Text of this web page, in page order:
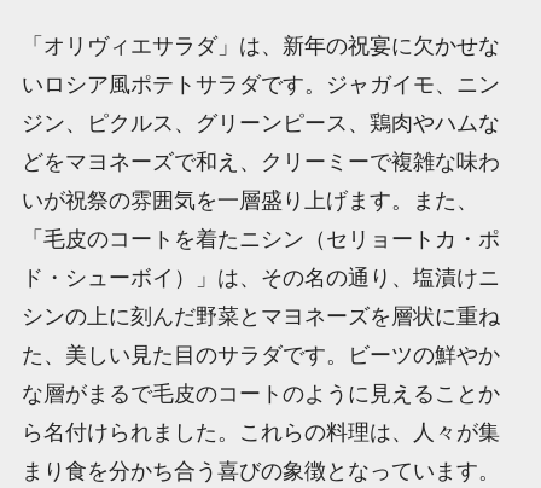
「オリヴィエサラダ」は、新年の祝宴に欠かせな
いロシア風ポテトサラダです。ジャガイモ、ニン
ジン、ピクルス、グリーンピース、鶏肉やハムな
どをマヨネーズで和え、クリーミーで複雑な味わ
いが祝祭の雰囲気を一層盛り上げます。また、
「毛皮のコートを着たニシン（セリョートカ・ポ
ド・シューボイ）」は、その名の通り、塩漬けニ
シンの上に刻んだ野菜とマヨネーズを層状に重ね
た、美しい見た目のサラダです。ビーツの鮮やか
な層がまるで毛皮のコートのように見えることか
ら名付けられました。これらの料理は、人々が集
まり食を分かち合う喜びの象徴となっています。